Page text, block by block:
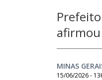
afirmou
MINAS
15/06/2026 -